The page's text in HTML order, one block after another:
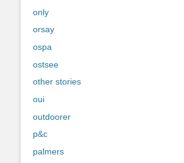
only
orsay
ospa
ostsee
other stories
oui
outdoorer
p&c
palmers